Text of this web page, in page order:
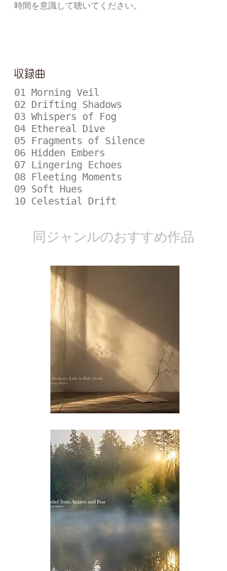
時間を意識して聴いてください。
​収録曲
01 Morning Veil
02 Drifting Shadows
03 Whispers of Fog
04 Ethereal Dive
05 Fragments of Silence
06 Hidden Embers
07 Lingering Echoes
08 Fleeting Moments
09 Soft Hues
10 Celestial Drift
​同ジャンルのおすすめ作品